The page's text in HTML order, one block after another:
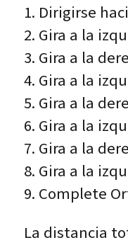
1. Dirigirse
2. Gira a la
3. Gira a la
4. Gira a la
5. Gira a la
6. Gira a la
7. Gira a la
8. Gira a la
9. Complete
La distancia